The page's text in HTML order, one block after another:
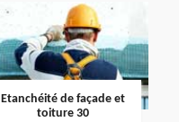
Etanchéité de façade et
toiture 30